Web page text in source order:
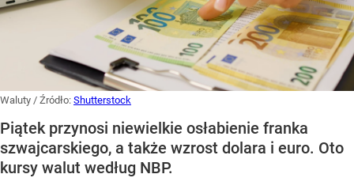
Waluty / Źródło: Shutterstock
Piątek przynosi niewielkie osłabienie franka
szwajcarskiego, a także wzrost dolara i euro. Oto
kursy walut według NBP.